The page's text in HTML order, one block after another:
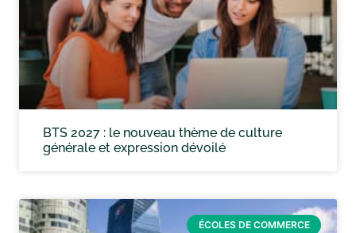
BTS 2027 : le nouveau thème de culture
générale et expression dévoilé
ÉCOLES DE COMMERCE